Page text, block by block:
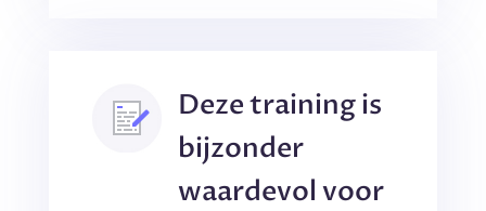
Deze training is
bijzonder
waardevol voor